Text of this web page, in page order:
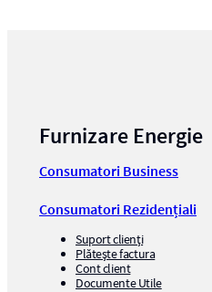
Furnizare Energie
Consumatori Business
Consumatori Rezidențiali
Suport clienți
Plătește factura
Cont client
Documente Utile